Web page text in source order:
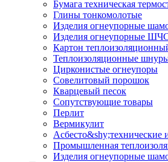
Бумага техническая
Глины тонкомолотые
Изделия огнеупорные
Изделия огнеупорные
Картон
Теплоизоляционные
Цирконистые огнеупоры
Совелитовый порошок
Кварцевый песок
Сопутствующие товары
Перлит
Вермикулит
Асбесто&shy;технические
Промышленная
Изделия огнеупорные